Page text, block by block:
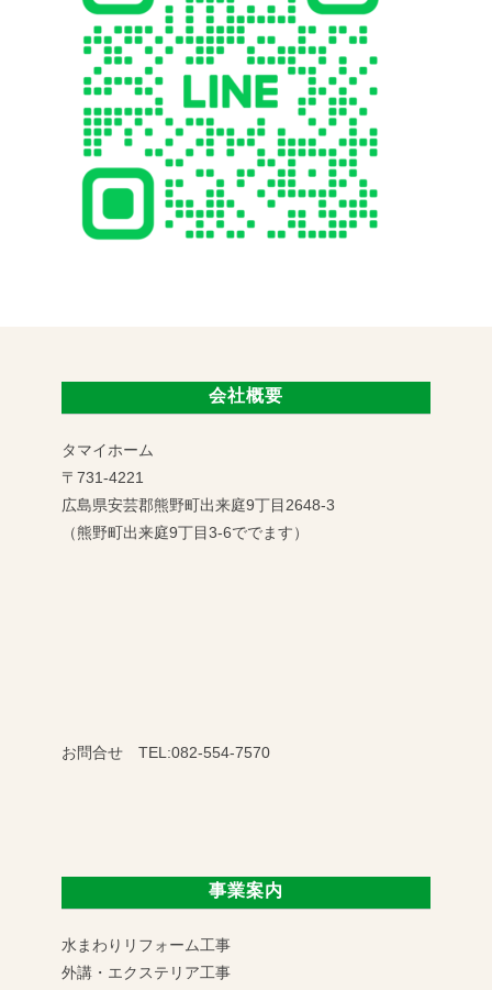
会社概要
タマイホーム
〒731-4221
広島県安芸郡熊野町出来庭9丁目2648-3
（熊野町出来庭9丁目3-6ででます）
お問合せ TEL:082-554-7570
事業案内
水まわりリフォーム工事
外講・エクステリア工事